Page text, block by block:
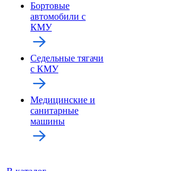
Бортовые
автомобили с
КМУ
Седельные тягачи
с КМУ
Медицинские и
санитарные
машины